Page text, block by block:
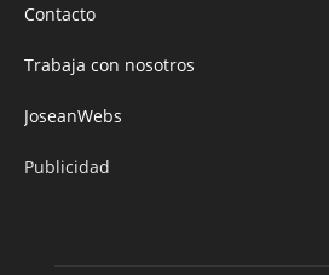
Contacto
Trabaja con nosotros
JoseanWebs
Publicidad